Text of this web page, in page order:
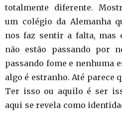
totalmente diferente.
um colégio da Alemanha
nos faz sentir a falta, mas
não estão passando por
passando fome e nenhuma
algo é estranho. Até parece
Ter isso ou aquilo é ser
aqui se revela como